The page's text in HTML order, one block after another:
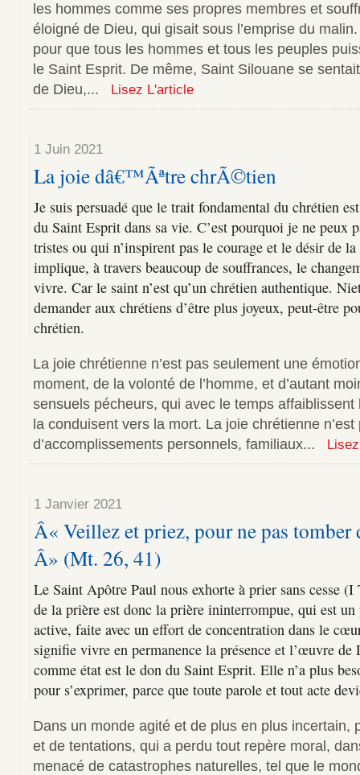
les hommes comme ses propres membres et
éloigné de Dieu, qui gisait sous l’emprise du
pour que tous les hommes et tous les peuples
le Saint Esprit. De même, Saint Silouane se
de Dieu,...
Lisez L'article
1 Juin 2021
La joie dâ€™Ãªtre chrÃ©tien
Je suis persuadé que le trait fondamental du chrétien
du Saint Esprit dans sa vie. C’est pourquoi je ne peux
tristes ou qui n’inspirent pas le courage et le désir de
implique, à travers beaucoup de souffrances, le
vivre. Car le saint n’est qu’un chrétien authentique.
demander aux chrétiens d’être plus joyeux, peut-être
chrétien.
La joie chrétienne n’est pas seulement une
moment, de la volonté de l’homme, et d’autant
sensuels pécheurs, qui avec le temps affaiblissent
la conduisent vers la mort. La joie chrétienne
d’accomplissements personnels, familiaux...
1 Janvier 2021
Â« Veillez et priez, pour ne pas tomber
Â» (Mt. 26, 41)
Le Saint Apôtre Paul nous exhorte à prier sans cesse
de la prière est donc la prière ininterrompue, qui est un
active, faite avec un effort de concentration dans le
signifie vivre en permanence la présence et l’œuvre
comme état est le don du Saint Esprit. Elle n’a plus
pour s’exprimer, parce que toute parole et tout acte
Dans un monde agité et de plus en plus incertain,
et de tentations, qui a perdu tout repère moral,
menacé de catastrophes naturelles, tel que le